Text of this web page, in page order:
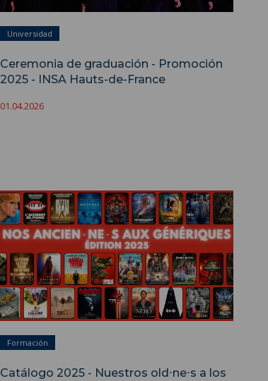
Universidad
Ceremonia de graduación - Promoción
2025 - INSA Hauts-de-France
01.04.2026
Formación
Catálogo 2025 - Nuestros old⋅ne⋅s a los